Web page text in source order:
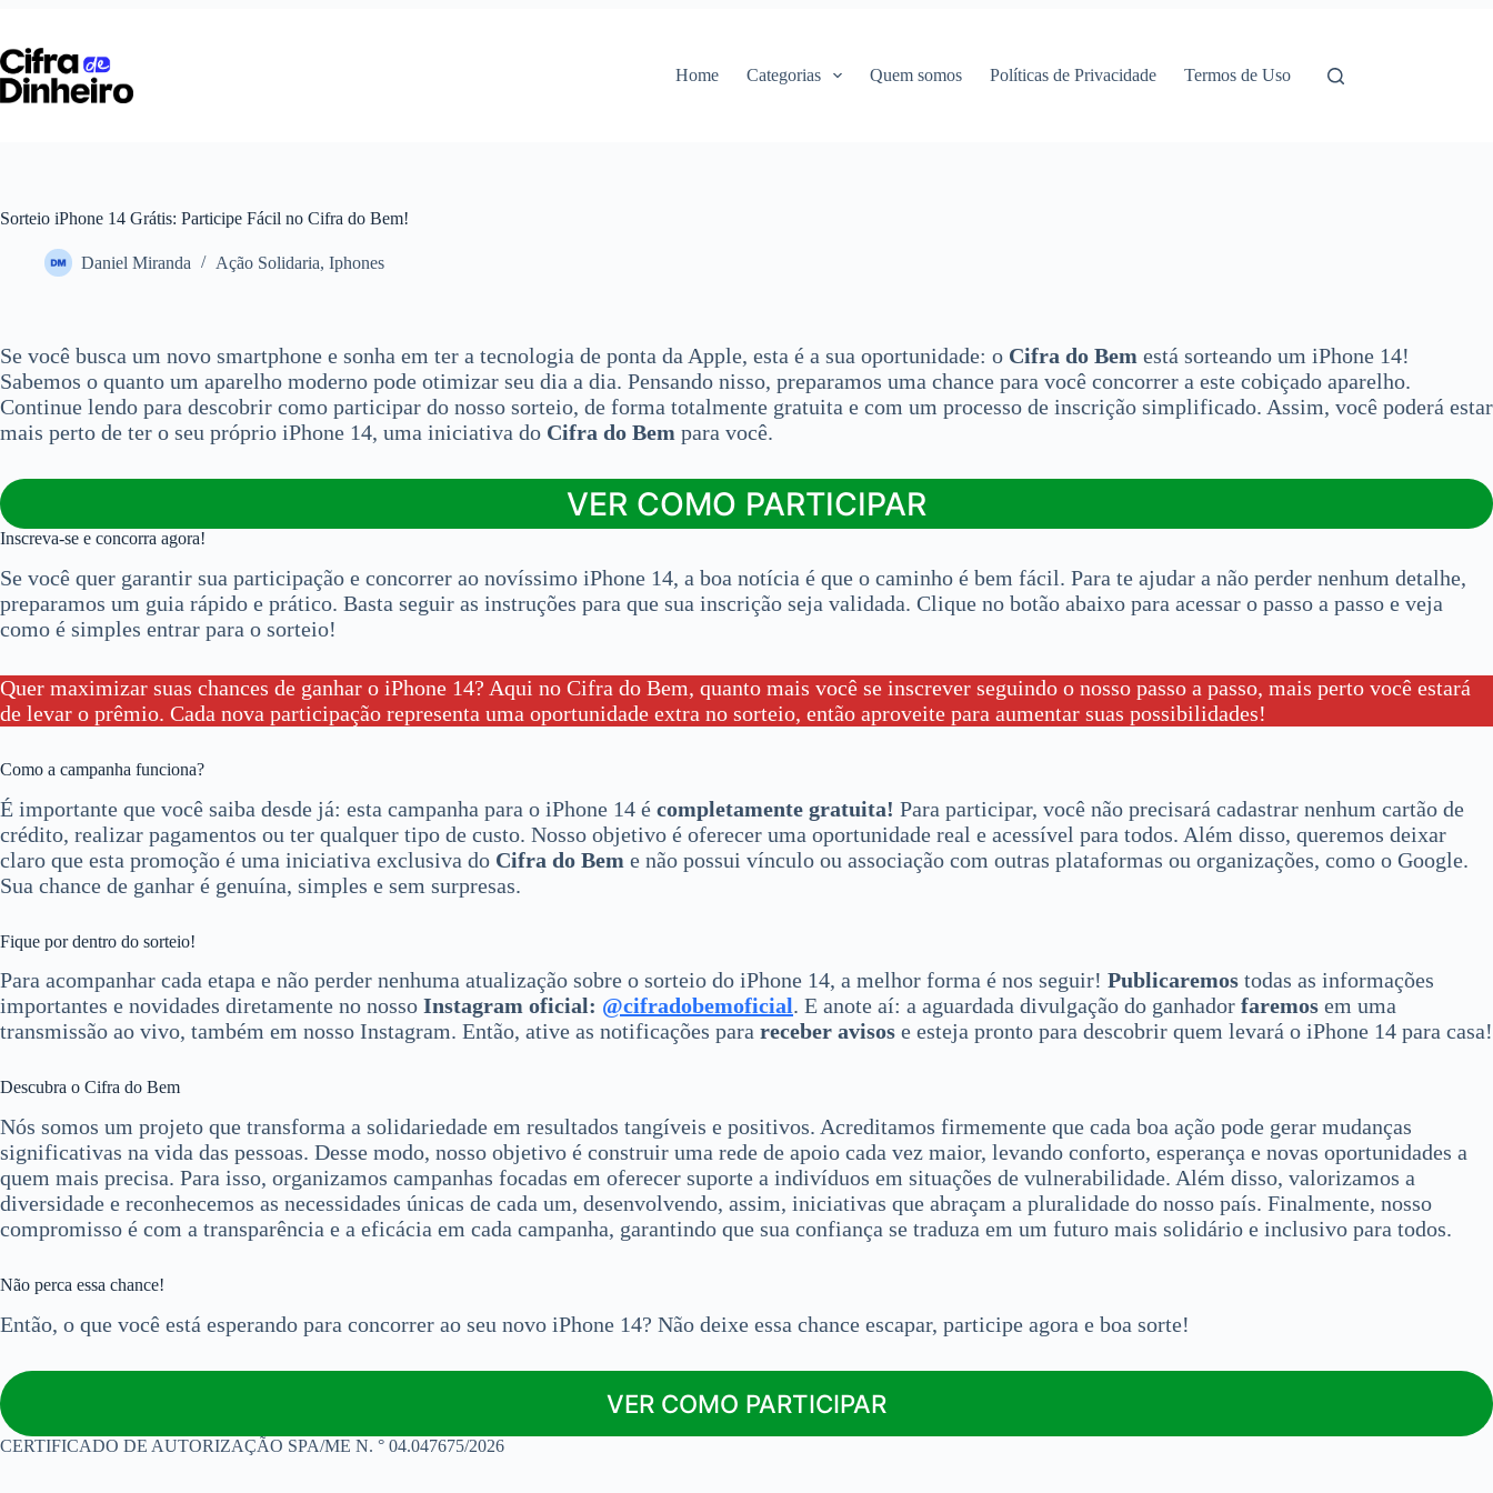
o
conteúdo
Home Categorias Quem somos Políticas de Privacidade Termos de Uso
Sorteio iPhone 14 Grátis: Participe Fácil no Cifra do Bem!
Daniel Miranda Ação Solidaria, Iphones
Se você busca um novo smartphone e sonha em ter a tecnologia de ponta da Apple, esta é a sua oportunidade: o Cifra do Bem está sorteando um iPhone 14!
Sabemos o quanto um aparelho moderno pode otimizar seu dia a dia. Pensando nisso, preparamos uma chance para você concorrer a este cobiçado aparelho.
Continue lendo para descobrir como participar do nosso sorteio, de forma totalmente gratuita e com um processo de inscrição simplificado. Assim, você poderá estar
mais perto de ter o seu próprio iPhone 14, uma iniciativa do Cifra do Bem para você.
VER COMO PARTICIPAR
Inscreva-se e concorra agora!
Se você quer garantir sua participação e concorrer ao novíssimo iPhone 14, a boa notícia é que o caminho é bem fácil. Para te ajudar a não perder nenhum detalhe,
preparamos um guia rápido e prático. Basta seguir as instruções para que sua inscrição seja validada. Clique no botão abaixo para acessar o passo a passo e veja
como é simples entrar para o sorteio!
Quer maximizar suas chances de ganhar o iPhone 14? Aqui no Cifra do Bem, quanto mais você se inscrever seguindo o nosso passo a passo, mais perto você estará
de levar o prêmio. Cada nova participação representa uma oportunidade extra no sorteio, então aproveite para aumentar suas possibilidades!
Como a campanha funciona?
É importante que você saiba desde já: esta campanha para o iPhone 14 é completamente gratuita! Para participar, você não precisará cadastrar nenhum cartão de
crédito, realizar pagamentos ou ter qualquer tipo de custo. Nosso objetivo é oferecer uma oportunidade real e acessível para todos. Além disso, queremos deixar
claro que esta promoção é uma iniciativa exclusiva do Cifra do Bem e não possui vínculo ou associação com outras plataformas ou organizações, como o Google.
Sua chance de ganhar é genuína, simples e sem surpresas.
Fique por dentro do sorteio!
Para acompanhar cada etapa e não perder nenhuma atualização sobre o sorteio do iPhone 14, a melhor forma é nos seguir! Publicaremos todas as informações
importantes e novidades diretamente no nosso Instagram oficial: @cifradobemoficial. E anote aí: a aguardada divulgação do ganhador faremos em uma
transmissão ao vivo, também em nosso Instagram. Então, ative as notificações para receber avisos e esteja pronto para descobrir quem levará o iPhone 14 para casa!
Descubra o Cifra do Bem
Nós somos um projeto que transforma a solidariedade em resultados tangíveis e positivos. Acreditamos firmemente que cada boa ação pode gerar mudanças
significativas na vida das pessoas. Desse modo, nosso objetivo é construir uma rede de apoio cada vez maior, levando conforto, esperança e novas oportunidades a
quem mais precisa. Para isso, organizamos campanhas focadas em oferecer suporte a indivíduos em situações de vulnerabilidade. Além disso, valorizamos a
diversidade e reconhecemos as necessidades únicas de cada um, desenvolvendo, assim, iniciativas que abraçam a pluralidade do nosso país. Finalmente, nosso
compromisso é com a transparência e a eficácia em cada campanha, garantindo que sua confiança se traduza em um futuro mais solidário e inclusivo para todos.
Não perca essa chance!
Então, o que você está esperando para concorrer ao seu novo iPhone 14? Não deixe essa chance escapar, participe agora e boa sorte!
VER COMO PARTICIPAR
CERTIFICADO DE AUTORIZAÇÃO SPA/ME N. ° 04.047675/2026